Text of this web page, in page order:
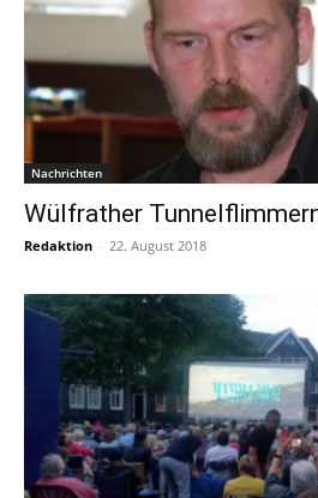
Nachrichten
Wülfrather
Redaktion - 22. August 2018